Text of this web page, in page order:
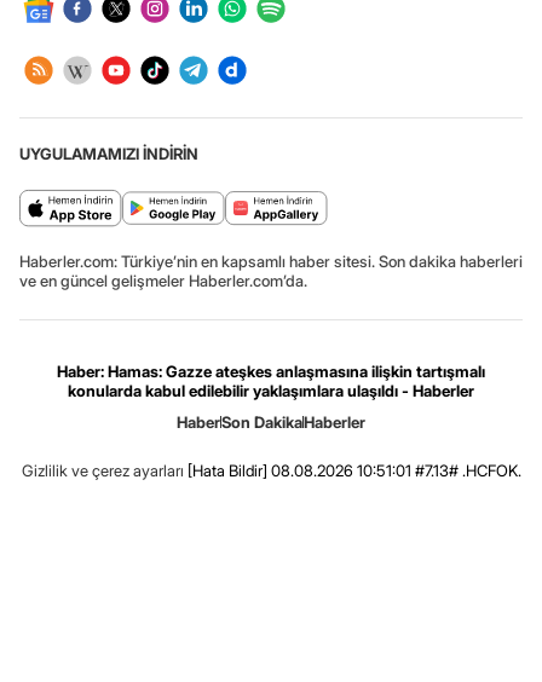
UYGULAMAMIZI İNDİRİN
Haberler.com: Türkiye’nin en kapsamlı haber sitesi. Son dakika haberleri
ve en güncel gelişmeler Haberler.com’da.
Haber: Hamas: Gazze ateşkes anlaşmasına ilişkin tartışmalı
konularda kabul edilebilir yaklaşımlara ulaşıldı - Haberler
HaberSon DakikaHaberler
Gizlilik ve çerez ayarları [Hata Bildir] 08.08.2026 10:51:01 #7.13# .HCFOK.